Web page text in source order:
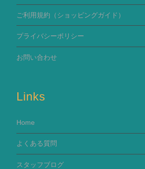
ご利用規約 （ショッピングガイド）
プライバシーポリシー
お問い合わせ
Links
Home
よくある質問
スタッフブログ